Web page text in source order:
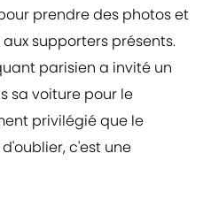
prendre des photos et
supporters présents.
parisien a invité un
sa voiture pour le
privilégié que le
c'est une